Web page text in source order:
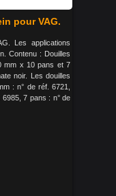
pour VAG.
Les applications
Contenu : Douilles
mm x 10 pans et 7
noir. Les douilles
: n° de réf. 6721,
7 pans : n° de